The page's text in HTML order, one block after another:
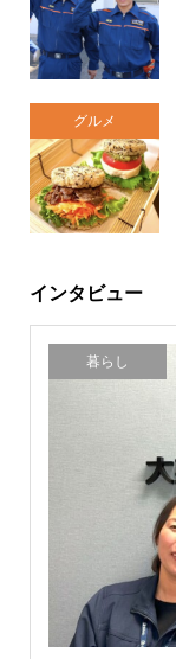
グルメ
インタビュー
暮らし